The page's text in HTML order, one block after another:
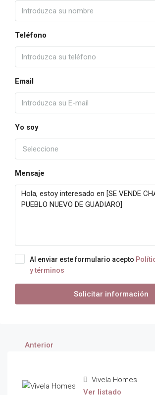
Teléfono
Email
Yo soy
Seleccione
Mensaje
Al enviar este formulario acepto
y términos
Solicitar información
Anterior
Vivela Homes
Ver listado